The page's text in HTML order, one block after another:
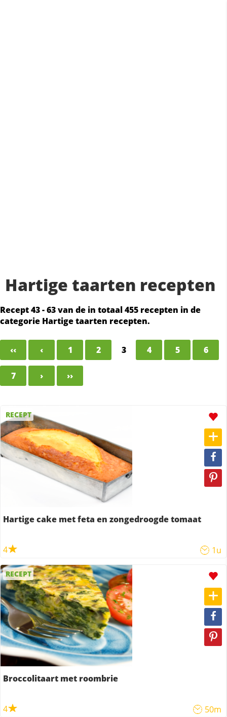
Hartige taarten recepten
Recept 43 - 63 van de in totaal 455 recepten in de
categorie Hartige taarten recepten.
‹‹ ‹ 1 2 3 4 5 6
7 › ››
RECEPT
Hartige cake met feta en zongedroogde tomaat
4 1u
RECEPT
Broccolitaart met roombrie
4 50m